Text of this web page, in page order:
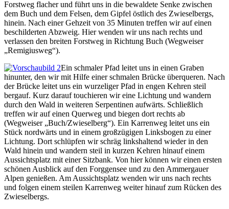
Forstweg flacher und führt uns in die bewaldete Senke zwischen
dem Buch und dem Felsen, dem Gipfel östlich des Zwieselbergs,
hinein. Nach einer Gehzeit von 35 Minuten treffen wir auf einen
beschilderten Abzweig. Hier wenden wir uns nach rechts und
verlassen den breiten Forstweg in Richtung Buch (Wegweiser
„Remigiusweg“).
Ein schmaler Pfad leitet uns in einen Graben
hinunter, den wir mit Hilfe einer schmalen Brücke überqueren. Nach
der Brücke leitet uns ein wurzeliger Pfad in engen Kehren steil
bergauf. Kurz darauf touchieren wir eine Lichtung und wandern
durch den Wald in weiteren Serpentinen aufwärts. Schließlich
treffen wir auf einen Querweg und biegen dort rechts ab
(Wegweiser „Buch/Zwieselberg“). Ein Karrenweg leitet uns ein
Stück nordwärts und in einem großzügigen Linksbogen zu einer
Lichtung. Dort schlüpfen wir schräg linkshaltend wieder in den
Wald hinein und wandern steil in kurzen Kehren hinauf einem
Aussichtsplatz mit einer Sitzbank. Von hier können wir einen ersten
schönen Ausblick auf den Forggensee und zu den Ammergauer
Alpen genießen. Am Aussichtsplatz wenden wir uns nach rechts
und folgen einem steilen Karrenweg weiter hinauf zum Rücken des
Zwieselbergs.